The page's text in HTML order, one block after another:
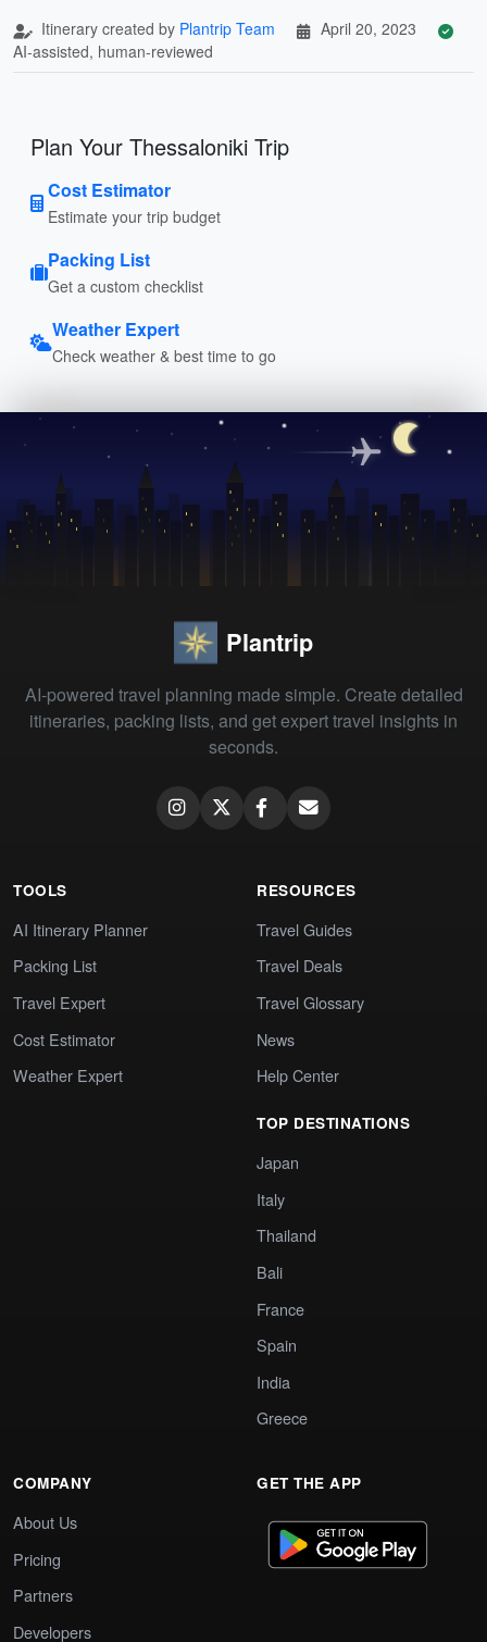
Itinerary created by Plantrip Team
April 20, 2023
AI-assisted, human-reviewed
Plan Your Thessaloniki Trip
Cost Estimator
Estimate your trip budget
Packing List
Get a custom checklist
Weather Expert
Check weather & best time to go
Plantrip
AI-powered travel planning made simple. Create detailed
itineraries, packing lists, and get expert travel insights in
seconds.
TOOLS
AI Itinerary Planner
Packing List
Travel Expert
Cost Estimator
Weather Expert
RESOURCES
Travel Guides
Travel Deals
Travel Glossary
News
Help Center
TOP DESTINATIONS
Japan
Italy
Thailand
Bali
France
Spain
India
Greece
COMPANY
About Us
Pricing
Partners
Developers
GET THE APP